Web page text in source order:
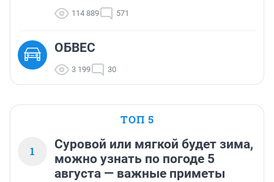
114 889 571
ОБВЕС
3 199 30
ТОП 5
1
Суровой или мягкой будет зима,
можно узнать по погоде 5
августа — важные приметы